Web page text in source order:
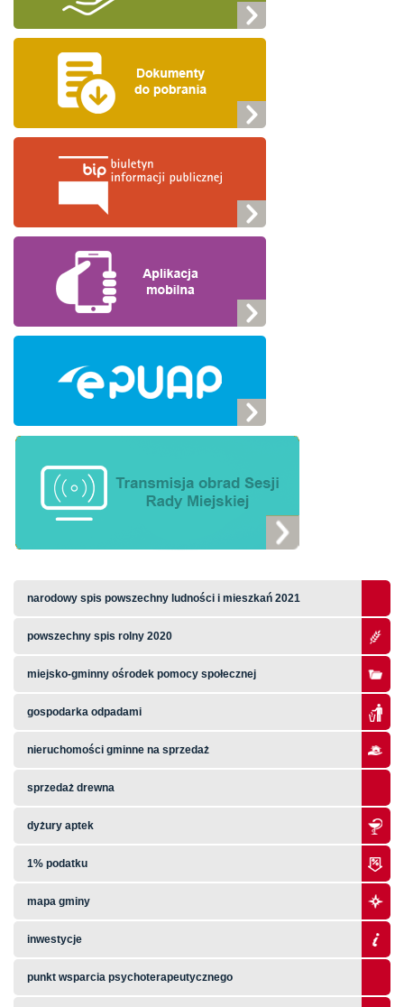
narodowy spis powszechny ludności i mieszkań 2021
powszechny spis rolny 2020
miejsko-gminny ośrodek pomocy społecznej
gospodarka odpadami
nieruchomości gminne na sprzedaż
sprzedaż drewna
dyżury aptek
1% podatku
mapa gminy
inwestycje
punkt wsparcia psychoterapeutycznego